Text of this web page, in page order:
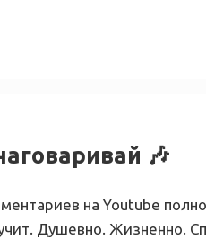
🎶
на Youtube
Душевно. Жизненно.